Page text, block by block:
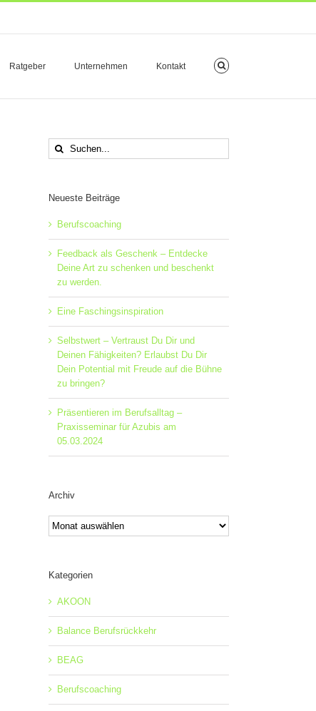
Ratgeber Unternehmen Kontakt
Suche
nach:
Neueste Beiträge
Berufscoaching
Feedback als Geschenk – Entdecke
Deine Art zu schenken und beschenkt
zu werden.
Eine Faschingsinspiration
Selbstwert – Vertraust Du Dir und
Deinen Fähigkeiten? Erlaubst Du Dir
Dein Potential mit Freude auf die Bühne
zu bringen?
Präsentieren im Berufsalltag –
Praxisseminar für Azubis am
05.03.2024
Archiv
Archiv
Kategorien
AKOON
Balance Berufsrückkehr
BEAG
Berufscoaching